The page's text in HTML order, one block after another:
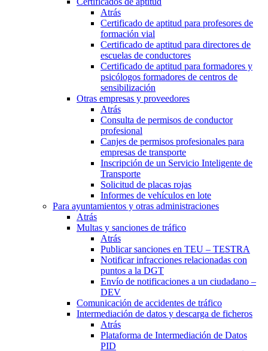
Atrás
Certificado de aptitud para profesores de
formación vial
Certificado de aptitud para directores de
escuelas de conductores
Certificado de aptitud para formadores y
psicólogos formadores de centros de
sensibilización
Otras empresas y proveedores
Atrás
Consulta de permisos de conductor
profesional
Canjes de permisos profesionales para
empresas de transporte
Inscripción de un Servicio Inteligente de
Transporte
Solicitud de placas rojas
Informes de vehículos en lote
Para ayuntamientos y otras administraciones
Atrás
Multas y sanciones de tráfico
Atrás
Publicar sanciones en TEU – TESTRA
Notificar infracciones relacionadas con
puntos a la DGT
Envío de notificaciones a un ciudadano –
DEV
Comunicación de accidentes de tráfico
Intermediación de datos y descarga de ficheros
Atrás
Plataforma de Intermediación de Datos
PID